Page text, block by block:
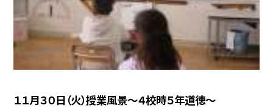
１１月３０日（火）授業風景〜４校時５年道徳〜